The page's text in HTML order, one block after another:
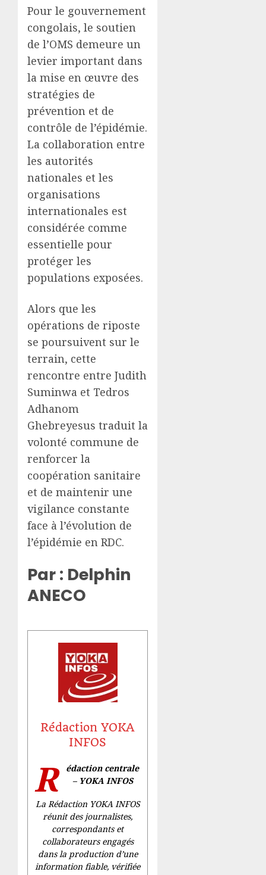
Pour le gouvernement
congolais, le soutien
de l’OMS demeure un
levier important dans
la mise en œuvre des
stratégies de
prévention et de
contrôle de l’épidémie.
La collaboration entre
les autorités
nationales et les
organisations
internationales est
considérée comme
essentielle pour
protéger les
populations exposées.
Alors que les
opérations de riposte
se poursuivent sur le
terrain, cette
rencontre entre Judith
Suminwa et Tedros
Adhanom
Ghebreyesus traduit la
volonté commune de
renforcer la
coopération sanitaire
et de maintenir une
vigilance constante
face à l’évolution de
l’épidémie en RDC.
Par : Delphin
ANECO
Rédaction YOKA
INFOS
R
édaction centrale
– YOKA INFOS
La Rédaction YOKA INFOS
réunit des journalistes,
correspondants et
collaborateurs engagés
dans la production d’une
information fiable, vérifiée